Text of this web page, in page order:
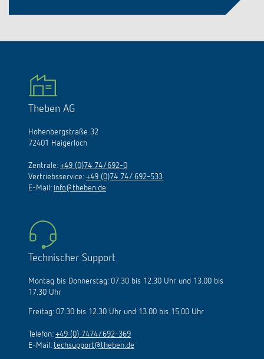
Theben AG
Hohenbergstraße 32
72401 Haigerloch
Zentrale: +49 (0)74 74/692-0
Vertriebsservice: +49 (0)74 74/ 692-533
E-Mail: info@theben.de
Technischer Support
Montag bis Donnerstag: 07.30 bis 12.30 Uhr und 13.00 bis
17.30 Uhr
Freitag: 07.30 bis 12.30 Uhr und 13.00 bis 15.00 Uhr
Telefon: +49 (0) 7474/692-369
E-Mail: techsupport@theben.de